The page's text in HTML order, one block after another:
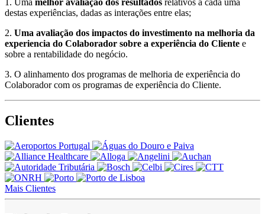
destas experiências, dadas as interações entre elas;
2. Uma avaliação dos impactos do investimento na melhoria da
experiencia do Colaborador sobre a experiência do Cliente e
sobre a rentabilidade do negócio.
3. O alinhamento dos programas de melhoria de experiência do
Colaborador com os programas de experiência do Cliente.
Clientes
Mais Clientes